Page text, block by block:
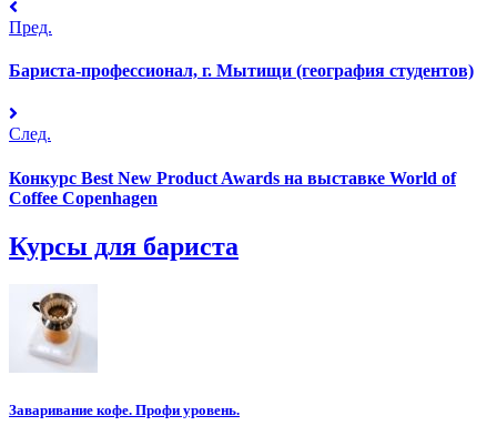
Пред.
Бариста-профессионал, г. Мытищи (география студентов)
След.
Конкурс Best New Product Awards на выставке World of
Coffee Copenhagen
Курсы для бариста
Заваривание кофе. Профи уровень.